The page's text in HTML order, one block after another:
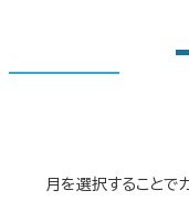
月を選択することで